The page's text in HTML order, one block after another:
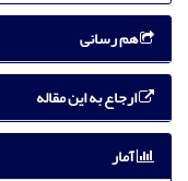
هم رسانی
ارجاع به این مقاله
آمار